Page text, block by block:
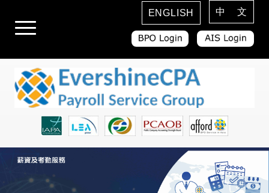
ENGLISH 中 文